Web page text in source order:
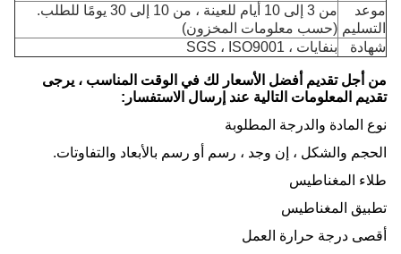
موعد
التسليم
من 3 إلى 10 أيام للعينة ، من 10 إلى 30 يومًا للطلب.
(حسب معلومات المخزون)
شهادة
بنفايات ، SGS ، ISO9001
من أجل تقديم أفضل الأسعار لك في الوقت المناسب ، يرجى
تقديم المعلومات التالية عند إرسال الاستفسار:
نوع المادة والدرجة المطلوبة
الحجم والشكل ، إن وجد ، رسم أو رسم بالأبعاد والتفاوتات.
طلاء المغناطيس
تطبيق المغناطيس
أقصى درجة حرارة العمل